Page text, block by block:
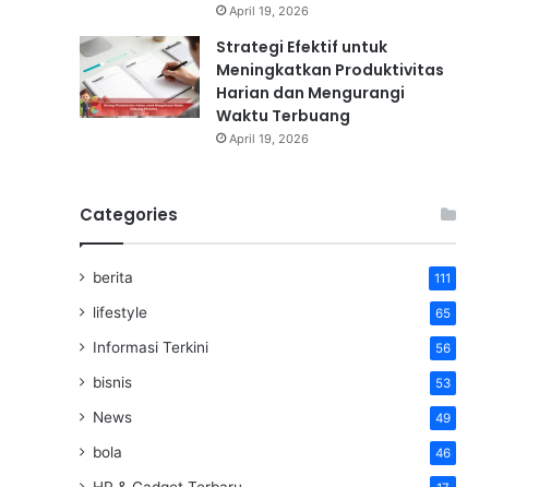
April 19, 2026
Strategi Efektif untuk
Meningkatkan Produktivitas
Harian dan Mengurangi
Waktu Terbuang
April 19, 2026
Categories
berita 111
lifestyle 65
Informasi Terkini 56
bisnis 53
News 49
bola 46